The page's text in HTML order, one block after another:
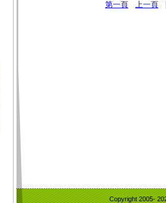
第一頁 上一頁
Copyright 2005-